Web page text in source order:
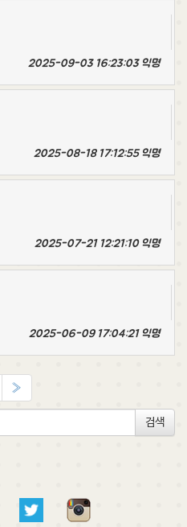
2025-09-03 16:23:03 익명
2025-08-18 17:12:55 익명
2025-07-21 12:21:10 익명
2025-06-09 17:04:21 익명
»